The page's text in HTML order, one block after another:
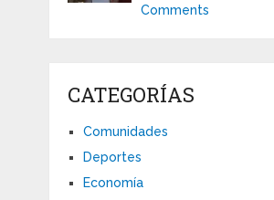
Comments
CATEGORÍAS
Comunidades
Deportes
Economía